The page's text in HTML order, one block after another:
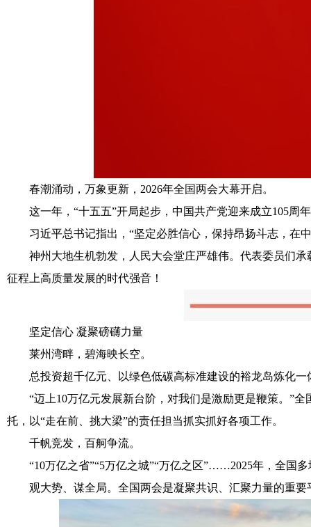
春潮涌动，万象更新，2026年全国两会大幕开启。
这一年，“十五五”开局起步，中国共产党迎来成立105周
习近平总书记指出，“坚定必胜信心，保持昂扬斗志，在
神州大地生机勃发，人民大会堂庄严雄伟。代表委员们承
征程上高质量发展的时代强音！
坚定信心 凝聚磅礴力量
莱州湾畔，碧海映长空。
总投资超千亿元、以绿色低碳高标准建设的裕龙岛炼化一
“迈上10万亿元发展新台阶，对我们是激励更是鞭策。”全
托，以“走在前、挑大梁”的责任担当抓实抓好各项工作。
千帆竞发，百舸争流。
“10万亿之省”“5万亿之城”“万亿之区”……2025年，全国多
观大势、谋全局。全国两会是凝聚共识、汇聚力量的重要